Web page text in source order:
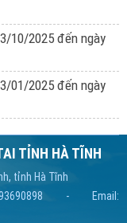
10/2025 đến ngày
01/2025 đến ngày
TỈNH HÀ TĨNH
tỉnh Hà Tĩnh
- Email: